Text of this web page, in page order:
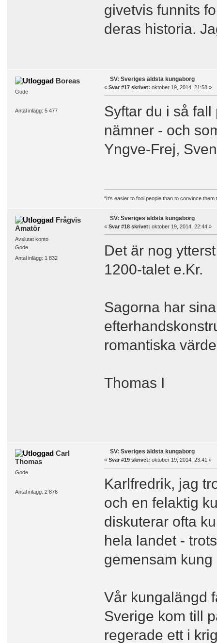
givetvis funnits
deras historia.
Boreas
Gode
Antal inlägg: 5 477
SV: Sveriges äldsta kungaborg
« Svar #17 skrivet: oktober 19, 2014, 21:58 »
Syftar du i så
nämner - och
Yngve-Frej,
“It's easier to fool people than to convince them
Frågvis
Amatör
Avslutat konto
Gode
Antal inlägg: 1 832
SV: Sveriges äldsta kungaborg
« Svar #18 skrivet: oktober 19, 2014, 22:44 »
Det är nog
1200-talet e.Kr.
Sagorna har
romantiska
Thomas I
Carl
Thomas
Gode
Antal inlägg: 2 876
SV: Sveriges äldsta kungaborg
« Svar #19 skrivet: oktober 19, 2014, 23:41 »
Karlfredrik, jag
och en felaktig
diskuterar ofta
hela landet -
gemensam
Vår kungalängd
Sverige kom till
regerade ett i